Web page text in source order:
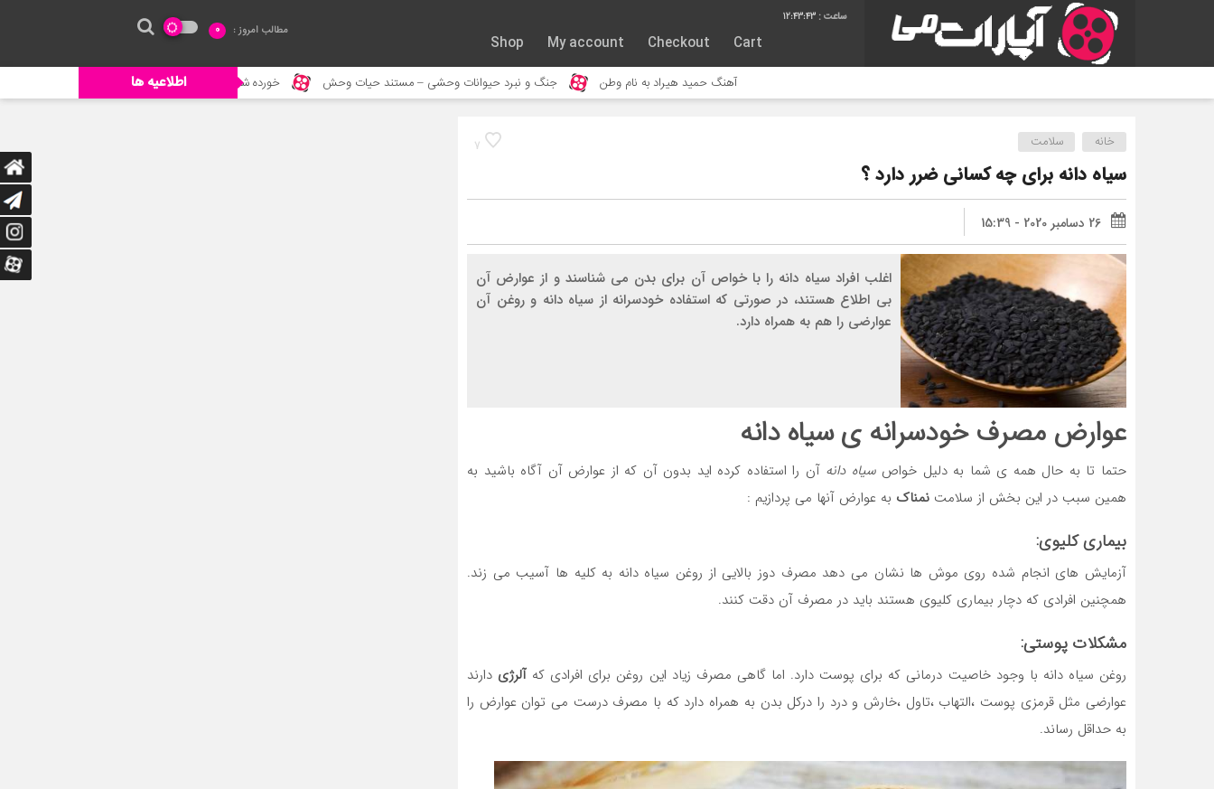
12:43:44
Cart
Checkout
My account
Shop
مطالب امروز : 0
اطلاعیه ها جنگ و نبرد حیوانات وحشی – مستند حیات وحش خورده شدن ادم توسط حیوانات وحشی جنگ حیوانات – حیات وحش جدید –
7 خانه سلامت
سیاه دانه برای چه کسانی ضرر دارد ؟
26 دسامبر 2020 - 15:39
اغلب افراد سیاه دانه را با خواص آن برای بدن می شناسند و از عوارض آن
بی اطلاع هستند، در صورتی که استفاده خودسرانه از سیاه دانه و روغن آن
عوارضی را هم به همراه دارد.
عوارض مصرف خودسرانه یسیاه دانه
حتما تا به حال همه ی شما به دلیل خواصسیاه دانه آن را استفاده کرده اید بدون آن که از عوارض آن آگاه باشید به
همین سبب در این بخش از سلامت نمناک به عوارض آنها می پردازیم :
بیماری کلیوی:
آزمایش های انجام شده روی موش ها نشان می دهد مصرف دوز بالایی از روغن سیاه دانه به کلیه ها آسیب می زند.
همچنین افرادی که دچار بیماری کلیوی هستند باید در مصرف آن دقت کنند.
مشکلات پوستی:
روغن سیاه دانه با وجود خاصیت درمانی که برای پوست دارد. اما گاهی مصرف زیاد این روغن برای افرادی که آلرژی دارند
عوارضی مثل قرمزی پوست ،التهاب ،تاول ،خارش و درد را درکل بدن به همراه دارد که با مصرف درست می توان عوارض را
به حداقل رساند.